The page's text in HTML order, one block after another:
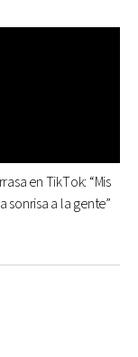
en TikTok: “Mis
sonrisa a la gente”